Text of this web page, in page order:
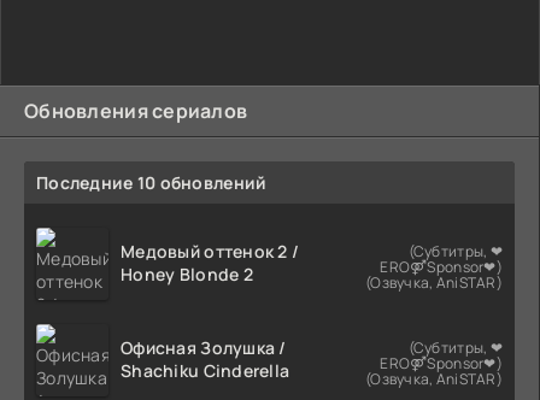
Обновления сериалов
Последние 10 обновлений
Медовый оттенок 2 /
Honey Blonde 2
(Субтитры, ❤
ERO⚤Sponsor❤)
(Озвучка, AniSTAR)
Офисная Золушка /
Shachiku Cinderella
(Субтитры, ❤
ERO⚤Sponsor❤)
(Озвучка, AniSTAR)